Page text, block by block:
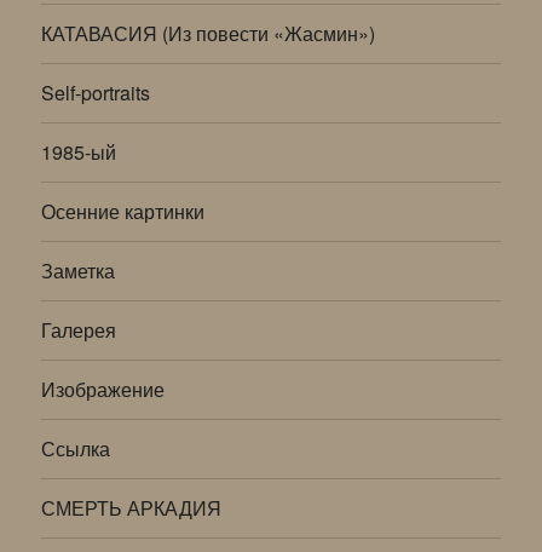
КАТАВАСИЯ (Из повести «Жасмин»)
Self-portraits
1985-ый
Осенние картинки
Заметка
Галерея
Изображение
Ссылка
СМЕРТЬ АРКАДИЯ